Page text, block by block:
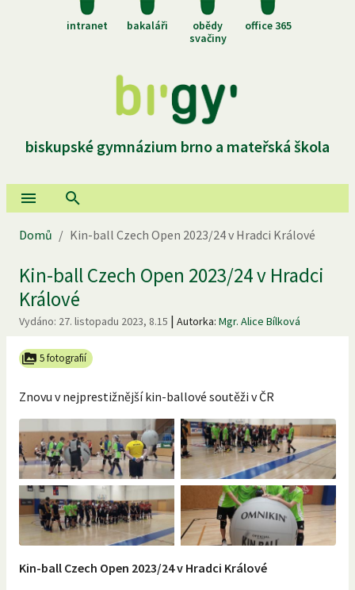
intranet bakaláři
obědy
svačiny
office 365
biskupské gymnázium brno a mateřská škola
Domů / Kin-ball Czech Open 2023/24 v Hradci Králové
Kin-ball Czech Open 2023/24 v Hradci
Králové
Vydáno: 27. listopadu 2023, 8.15 | Autorka: Mgr. Alice Bílková
5 fotografií
Znovu v nejprestižnější kin-ballové soutěži v ČR
Kin-ball Czech Open 2023/24 v Hradci Králové